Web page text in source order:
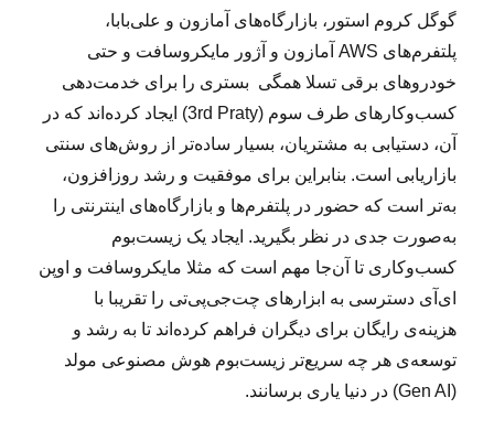
گوگل کروم استور، بازارگاه‌های آمازون و علی‌بابا،
پلتفرم‌های AWS آمازون و آژور مایکروسافت و حتی
خودروهای برقی تسلا همگی بستری را برای خدمت‌دهی
کسب‌وکارهای طرف سوم (3rd Praty) ایجاد کرده‌اند که در
آن، دستیابی به مشتریان، بسیار ساده‌تر از روش‌های سنتی
بازاریابی است. بنابراین برای موفقیت و رشد روزافزون،
به‌تر است که حضور در پلتفرم‌ها و بازارگاه‌های اینترنتی را
به‌صورت جدی در نظر بگیرید. ایجاد یک زیست‌بوم
کسب‌وکاری تا آن‌جا مهم است که مثلا مایکروسافت و اوپن
ای‌آی دسترسی به ابزارهای چت‌جی‌پی‌تی را تقریبا با
هزینه‌ی رایگان برای دیگران فراهم کرده‌اند تا به رشد و
توسعه‌ی هر چه سریع‌تر زیست‌بوم هوش مصنوعی مولد
(Gen AI) در دنیا یاری برسانند.